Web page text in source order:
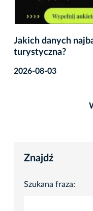
Jakich danych
turystyczna?
2026-08-03
Znajdź
Szukana fraza: